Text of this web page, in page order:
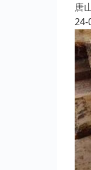
唐
24-